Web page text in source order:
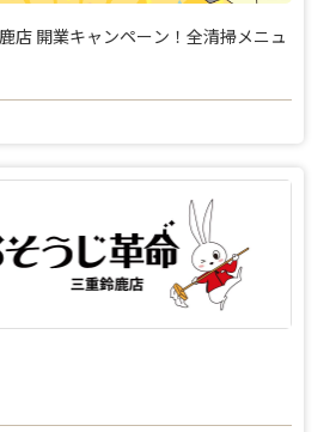
店 開業キャンペーン！全清掃メニュ